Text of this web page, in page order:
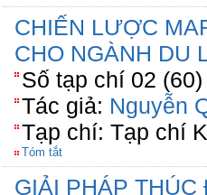
CHIẾN LƯỢC
CHO NGÀNH DU
Số tạp chí 02
Tác giả: Nguyễn
Tạp chí: Tạp chí
Tóm tắt
GIẢI PHÁP